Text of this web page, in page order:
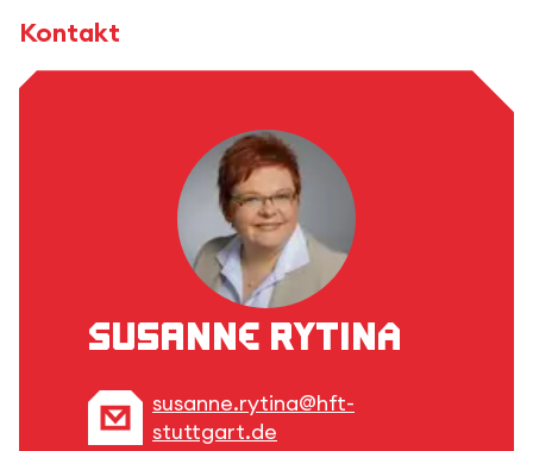
Kontakt
Susanne Rytina
susanne.rytina@hft-
stuttgart.de